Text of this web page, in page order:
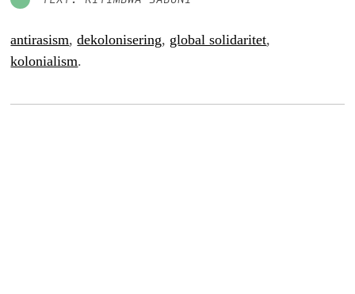
antirasism,dekolonisering, global solidaritet,
kolonialism.